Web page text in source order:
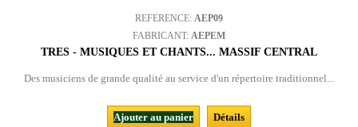
REFERENCE: AEP09
FABRICANT: AEPEM
TRES - MUSIQUES ET CHANTS... MASSIF CENTRAL
Des musiciens de grande qualité au service d'un répertoire traditionnel...
Ajouter au panier
Détails